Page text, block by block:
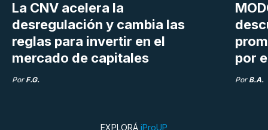
La CNV acelera la
desregulación y cambia las
reglas para invertir en el
mercado de capitales
Por F.G.
por
Por B.A.
EXPLORÁ iProUP